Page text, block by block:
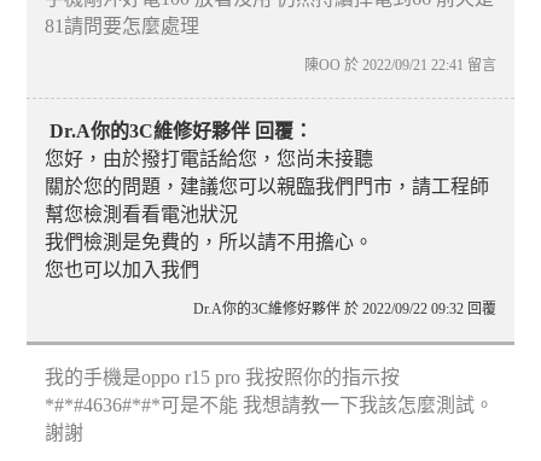
81請問要怎麼處理
陳OO 於 2022/09/21 22:41 留言
Dr.A你的3C維修好夥伴 回覆：
您好，由於撥打電話給您，您尚未接聽
關於您的問題，建議您可以親臨我們門市，請工程師
幫您檢測看看電池狀況
我們檢測是免費的，所以請不用擔心。
您也可以加入我們
Dr.A你的3C維修好夥伴 於 2022/09/22 09:32 回覆
我的手機是oppo r15 pro 我按照你的指示按
*#*#4636#*#*可是不能 我想請教一下我該怎麼測試。
謝謝